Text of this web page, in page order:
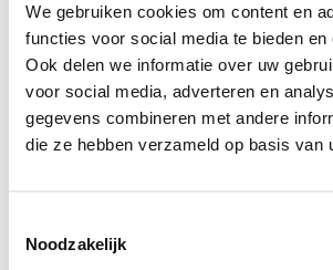
We gebruiken cookies om content en
functies voor social media te bieden
Ook delen we informatie over uw
voor social media, adverteren en
gegevens combineren met andere
die ze hebben verzameld op basis van
Noodzakelijk
Nee, een energiezuinige
per se krachtstroom nodig. Veel
koffiemachines werken gewoon op
kunnen worden aangesloten op
stopcontact.
leveren.